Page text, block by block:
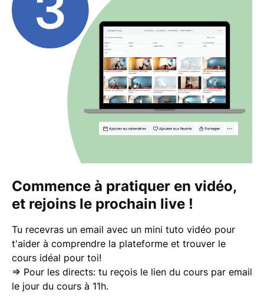
Commence à pratiquer en vidéo,
et rejoins le prochain live !
Tu recevras un email avec un mini tuto vidéo pour
t'aider à comprendre la plateforme et trouver le
cours idéal pour toi!
=> Pour les directs: tu reçois le lien du cours par email
le jour du cours à 11h.